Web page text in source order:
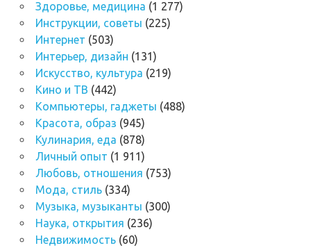
Здоровье, медицина (1 277)
Инструкции, советы (225)
Интернет (503)
Интерьер, дизайн (131)
Искусство, культура (219)
Кино и ТВ (442)
Компьютеры, гаджеты (488)
Красота, образ (945)
Кулинария, еда (878)
Личный опыт (1 911)
Любовь, отношения (753)
Мода, стиль(334)
Музыка, музыканты (300)
Наука, открытия (236)
Недвижимость(60)